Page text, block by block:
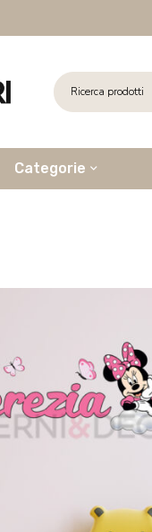
Categorie